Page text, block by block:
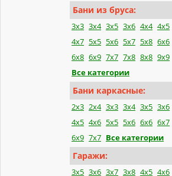
Бани из бруса:
3x3 3x4 3x5 3x6 4x4 4x5
4x7 5x5 5x6 5x7 5x8 6x6
6x8 6x9 7x7 7x8 8x8 9x9
Все категории
Бани каркасные:
2x3 2x4 3x3 3x4 3x5 3x6
4x5 4x6 5x5 5x6 6x6 6x7
6x9 7x7 Все категории
Гаражи:
3x5 3x6 3x7 3x8 4x5 4x6